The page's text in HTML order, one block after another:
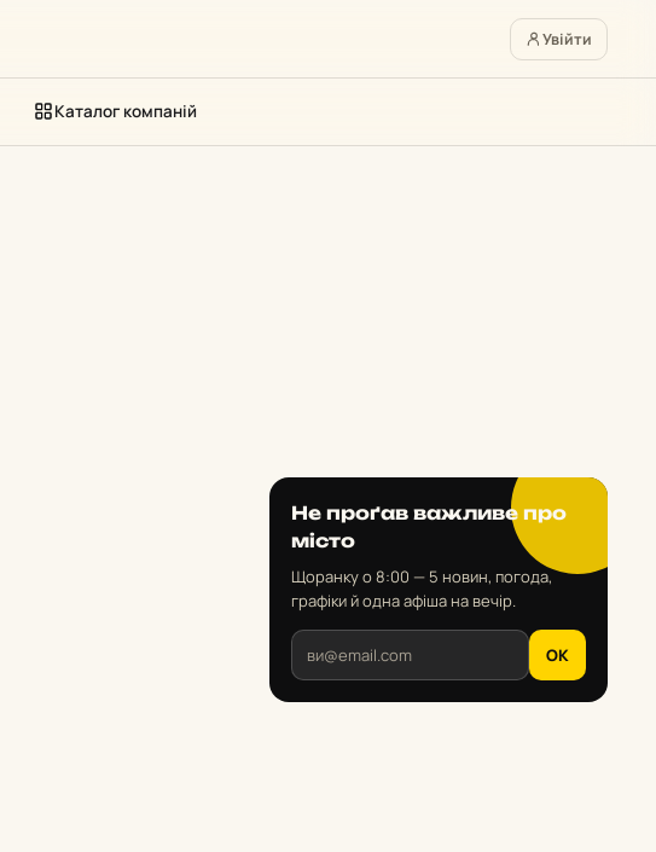
Увійти
Каталог компаній
Не проґав важливе про
місто
Щоранку о 8:00 — 5 новин, погода,
графіки й одна афіша на вечір.
OK